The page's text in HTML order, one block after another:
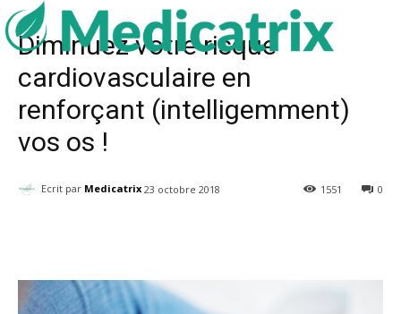
Actualités
Diminuez votre risque
cardiovasculaire en
renforçant (intelligemment)
vos os !
Ecrit par Medicatrix 23 octobre 2018 0
1551